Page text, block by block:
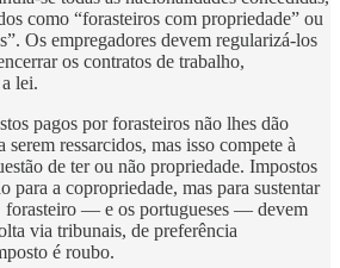
como “forasteiros com propriedade” ou
Os empregadores devem regularizá-los
os contratos de trabalho,
lei.
pagos por forasteiros não lhes dão
ressarcidos, mas isso compete à
de ter ou não propriedade. Impostos
para a copropriedade, mas para sustentar
forasteiro — e os portugueses — devem
via tribunais, de preferência
é roubo.